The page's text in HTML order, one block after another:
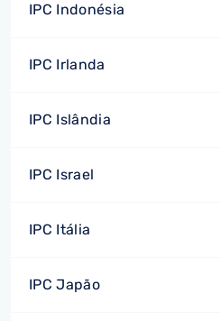
IPC Indonésia
IPC Irlanda
IPC Islândia
IPC Israel
IPC Itália
IPC Japão